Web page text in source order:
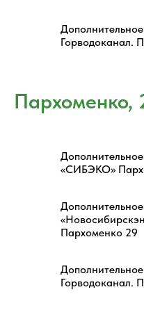
Горводоканал.
Пархоменко,
«СИБЭКО»
Пархоменко 29
Горводоканал.